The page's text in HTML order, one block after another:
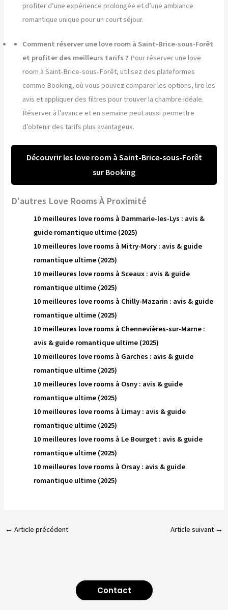
profiter d’une expérience prolongée et d’une ambiance
romantique unique pour un court séjour.
Comment réserver une love room à Saint-Brice-sous-Forêt
et profiter des meilleurs tarifs ? Pour réserver une love
room à Saint-Brice-sous-Forêt, utilisez des plateformes
comme Booking, où vous pouvez comparer les options, lire les
avis et appliquer des filtres pour trouver la chambre idéale.
Réserver à l’avance et en semaine peut aussi permettre
d’obtenir des tarifs plus avantageux.
Découvrir les love room à Saint-Brice-sous-Forêt
sur Booking
D'autres Love Rooms À Proximité
10 meilleures love rooms à Dammarie-les-Lys : avis &
guide romantique ultime (2025)
10 meilleures love rooms à Mitry-Mory : avis & guide
romantique ultime (2025)
10 meilleures love rooms à Sceaux : avis & guide
romantique ultime (2025)
10 meilleures love rooms à Chilly-Mazarin : avis & guide
romantique ultime (2025)
10 meilleures love rooms à Chennevières-sur-Marne :
avis & guide romantique ultime (2025)
10 meilleures love rooms à Garches : avis & guide
romantique ultime (2025)
10 meilleures love rooms à Osny : avis & guide
romantique ultime (2025)
10 meilleures love rooms à Limay : avis & guide
romantique ultime (2025)
10 meilleures love rooms à Le Bourget : avis & guide
romantique ultime (2025)
10 meilleures love rooms à Orsay : avis & guide
romantique ultime (2025)
← Article précédent Article suivant →
Contact